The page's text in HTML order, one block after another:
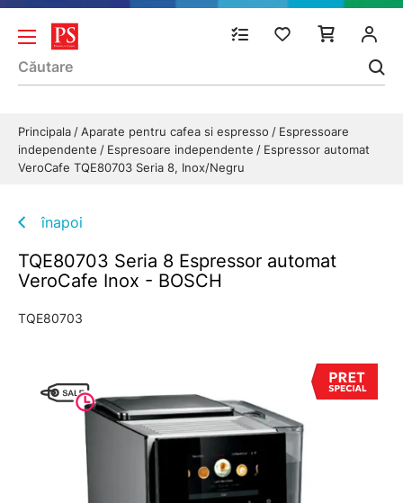
Principala Aparate pentru cafea si espresso
Espressoare
independente
Espresoare independente
Espressor automat
VeroCafe TQE80703 Seria 8, Inox/Negru
înapoi
TQE80703 Seria 8 Espressor automat
VeroCafe Inox - BOSCH
TQE80703